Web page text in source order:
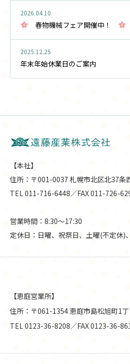
2026.04.10
春物機械フェア開催中！
2025.12.25
年末年始休業日のご案内
【本社】
住所：〒001-0037 札幌市北区北37条
TEL 011-716-6448／FAX 011-726-
営業時間：8:30〜17:30
定休日：日曜、祝祭日、土曜(不定休)
【恵庭営業所】
住所：〒061-1354 恵庭市島松旭町1
TEL 0123-36-8208／FAX 0123-36-